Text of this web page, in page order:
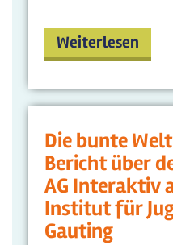
Weiterlesen
Die bunte
Bericht über
AG Interaktiv
Institut für
Gauting